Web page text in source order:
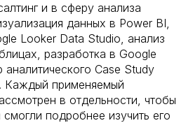
и в сферу анализа
данных в Power BI,
Looker Data Studio, анализ
разработка в Google
Case Study
Каждый применяемый
в отдельности, чтобы
подробнее изучить его